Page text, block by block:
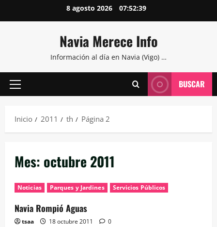
al
8 agosto 2026 07:52:40
Navia Merece Info
Información al día en Navia (Vigo) …
Menú
BUSCAR
Inicio 2011 th Página 2
Mes: octubre 2011
Noticias Parques y Jardines Servicios Públicos
Navia Rompió Aguas
tsaa 18 octubre 2011 0